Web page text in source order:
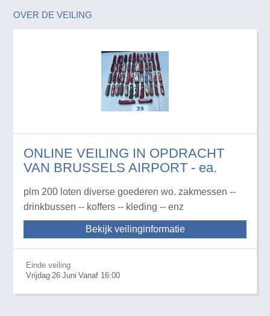
OVER DE VEILING
ONLINE VEILING IN OPDRACHT
VAN BRUSSELS AIRPORT - ea.
plm 200 loten diverse goederen wo. zakmessen --
drinkbussen -- koffers -- kleding -- enz
Bekijk veilinginformatie
Einde veiling
Vrijdag 26 Juni Vanaf 16:00